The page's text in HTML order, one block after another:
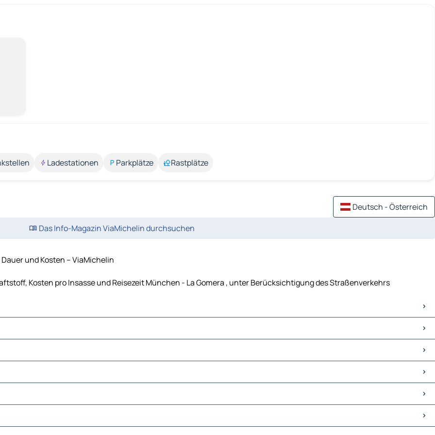
Ladestationen Parkplätze Rastplätze
Deutsch - Österreich
Das Info-Magazin ViaMichelin durchsuchen
und Kosten – ViaMichelin
Kosten pro Insasse und Reisezeit München - La Gomera , unter Berücksichtigung des Straßenverkehrs